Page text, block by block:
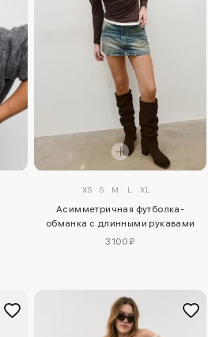
XS S M L XL
Асимметричная футболка-
обманка с длинными рукавами
3100 ₽